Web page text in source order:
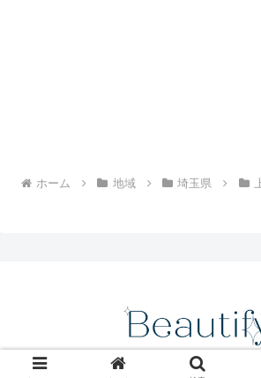
ホーム 地域 埼玉県
© 2018 Beautify -おすすめ美容室の口コ